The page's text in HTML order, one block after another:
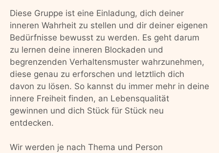
Diese Gruppe ist eine Einladung, dich deiner
inneren Wahrheit zu stellen und dir deiner eigenen
Bedürfnisse bewusst zu werden. Es geht darum
zu lernen deine inneren Blockaden und
begrenzenden Verhaltensmuster wahrzunehmen,
diese genau zu erforschen und letztlich dich
davon zu lösen. So kannst du immer mehr in deine
innere Freiheit finden, an Lebensqualität
gewinnen und dich Stück für Stück neu
entdecken.
Wir werden je nach Thema und Person